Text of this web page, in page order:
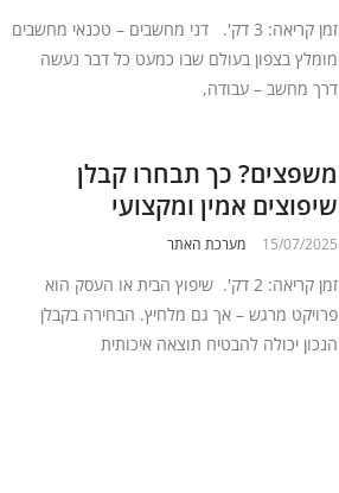
זמן קריאה: 3 דק'. דני מחשבים – טכנאי מחשבים
מומלץ בצפון בעולם שבו כמעט כל דבר נעשה
דרך מחשב – עבודה,
משפצים? כך תבחרו קבלן
שיפוצים אמין ומקצועי
15/07/2025 מערכת האתר
זמן קריאה: 2 דק'. שיפוץ הבית או העסק הוא
פרויקט מרגש – אך גם מלחיץ. הבחירה בקבלן
הנכון יכולה להבטיח תוצאה איכותית